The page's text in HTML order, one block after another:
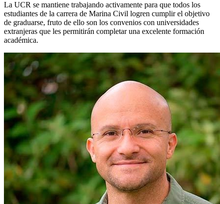
La UCR se mantiene trabajando activamente para que todos los
estudiantes de la carrera de Marina Civil logren cumplir el objetivo
de graduarse, fruto de ello son los convenios con universidades
extranjeras que les permitirán completar una excelente formación
académica.